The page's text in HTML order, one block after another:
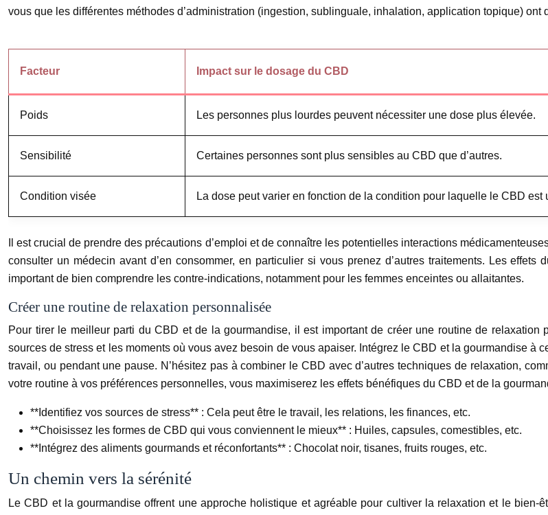
vous que les différentes méthodes d’administration (ingestion, sublinguale, inhalation, application topique) ont
Facteur Impact sur le dosage du CBD
Poids Les personnes plus lourdes peuvent nécessiter une dose plus élevée.
Sensibilité Certaines personnes sont plus sensibles au CBD que d’autres.
Condition visée La dose peut varier en fonction de la condition pour laquelle le CBD est
Il est crucial de prendre des précautions d’emploi et de connaître les potentielles interactions
consulter un médecin avant d’en consommer, en particulier si vous prenez d’autres traitements. Les
important de bien comprendre les contre-indications, notamment pour les femmes enceintes ou allaitantes.
Créer une routine de relaxation personnalisée
Pour tirer le meilleur parti du CBD et de la gourmandise, il est important de créer une routine de
sources de stress et les moments où vous avez besoin de vous apaiser. Intégrez le CBD et la gourmandise à
travail, ou pendant une pause. N’hésitez pas à combiner le CBD avec d’autres techniques de relaxation,
votre routine à vos préférences personnelles, vous maximiserez les effets bénéfiques du CBD et de la
**Identifiez vos sources de stress** : Cela peut être le travail, les relations, les finances, etc.
**Choisissez les formes de CBD qui vous conviennent le mieux** : Huiles, capsules, comestibles, etc.
**Intégrez des aliments gourmands et réconfortants** : Chocolat noir, tisanes, fruits rouges, etc.
Un chemin vers la sérénité
Le CBD et la gourmandise offrent une approche holistique et agréable pour cultiver la relaxation et le